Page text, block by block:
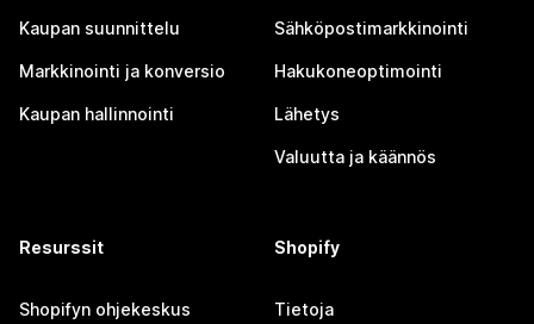
Kaupan suunnittelu
Markkinointi ja konversio
Kaupan hallinnointi
Sähköpostimarkkinointi
Hakukoneoptimointi
Lähetys
Valuutta ja käännös
Resurssit
Shopifyn ohjekeskus
Shopify
Tietoja